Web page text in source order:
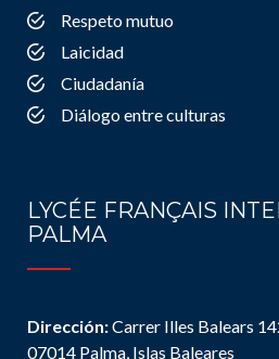
Respeto mutuo
Laicidad
Ciudadanía
Diálogo entre culturas
LYCÉE FRANÇAIS
PALMA
Dirección:Carrer Illes Balears
07014 Palma, Islas Baleares